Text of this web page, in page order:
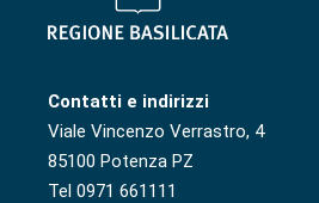
Contatti e indirizzi
Viale Vincenzo Verrastro, 4
85100 Potenza PZ
Tel 0971 661111